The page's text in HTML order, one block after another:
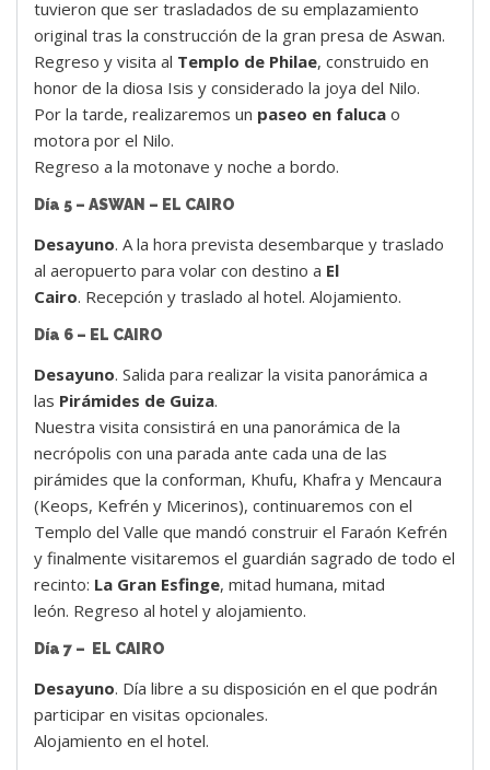
tuvieron que ser trasladados de su emplazamiento
original tras la construcción de la gran presa de Aswan.
Regreso y visita al Templo de Philae, construido en
honor de la diosa Isis y considerado la joya del Nilo.
Por la tarde, realizaremos un paseo en faluca o
motora por el Nilo.
Regreso a la motonave y noche a bordo.
Día 5 – ASWAN – EL CAIRO
Desayuno. A la hora prevista desembarque y traslado
al aeropuerto para volar con destino a El
Cairo. Recepción y traslado al hotel. Alojamiento.
Día 6 – EL CAIRO
Desayuno. Salida para realizar la visita panorámica a
las Pirámides de Guiza.
Nuestra visita consistirá en una panorámica de la
necrópolis con una parada ante cada una de las
pirámides que la conforman, Khufu, Khafra y Mencaura
(Keops, Kefrén y Micerinos), continuaremos con el
Templo del Valle que mandó construir el Faraón Kefrén
y finalmente visitaremos el guardián sagrado de todo el
recinto: La Gran Esfinge, mitad humana, mitad
león. Regreso al hotel y alojamiento.
Día 7 – EL CAIRO
Desayuno. Día libre a su disposición en el que podrán
participar en visitas opcionales.
Alojamiento en el hotel.